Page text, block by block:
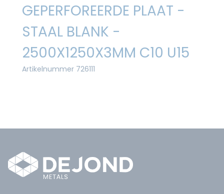
GEPERFOREERDE PLAAT -
STAAL BLANK -
2500X1250X3MM C10 U15
Artikelnummer 726111